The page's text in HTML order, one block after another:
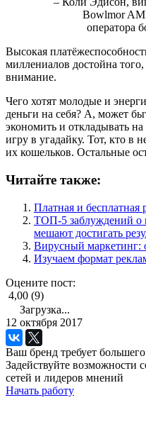
Bowlmor
оператора
Высокая
миллениалов достойна
внимание.
Чего хотят молодые и
деньги на себя? А, может
экономить и откладывать
игру в угадайку. Тот, кто в
их кошельков. Остальные
Читайте также:
Платная и бесплатная
ТОП-5 заблуждений о
мешают достигать
Вирусный маркетинг:
Изучаем формат
Оцените пост:
4,00 (9)
Загрузка...
12 октября 2017
Ваш бренд требует
Задействуйте возможности
сетей и лидеров мнений
Начать работу